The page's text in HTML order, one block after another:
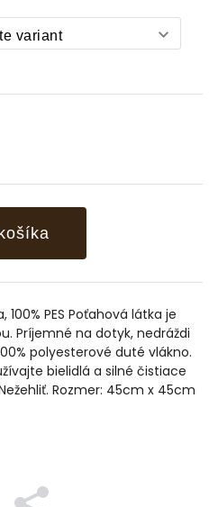
PES Poťahová látka je
Príjemné na dotyk, nedráždi
polyesterové duté vlákno.
bielidlá a silné čistiace
Rozmer: 45cm x 45cm